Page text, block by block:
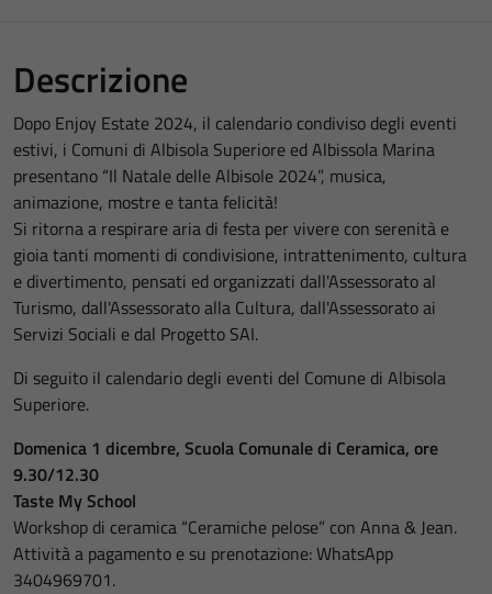
Descrizione
Dopo Enjoy Estate 2024, il calendario condiviso degli eventi
estivi, i Comuni di Albisola Superiore ed Albissola Marina
presentano “Il Natale delle Albisole 2024”, musica,
animazione, mostre e tanta felicità!
Si ritorna a respirare aria di festa per vivere con serenità e
gioia tanti momenti di condivisione, intrattenimento, cultura
e divertimento, pensati ed organizzati dall'Assessorato al
Turismo, dall'Assessorato alla Cultura, dall'Assessorato ai
Servizi Sociali e dal Progetto SAI.
Di seguito il calendario degli eventi del Comune di Albisola
Superiore.
Domenica 1 dicembre, Scuola Comunale di Ceramica, ore
9.30/12.30
Taste My School
Workshop di ceramica “Ceramiche pelose” con Anna & Jean.
Attività a pagamento e su prenotazione: WhatsApp
3404969701.